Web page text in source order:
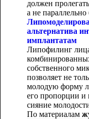
должен
а не
альтернатива
имплантатам
Липофилинг
собственного
позволяет не
молодую форму
его пропорции и
сияние
По материалам